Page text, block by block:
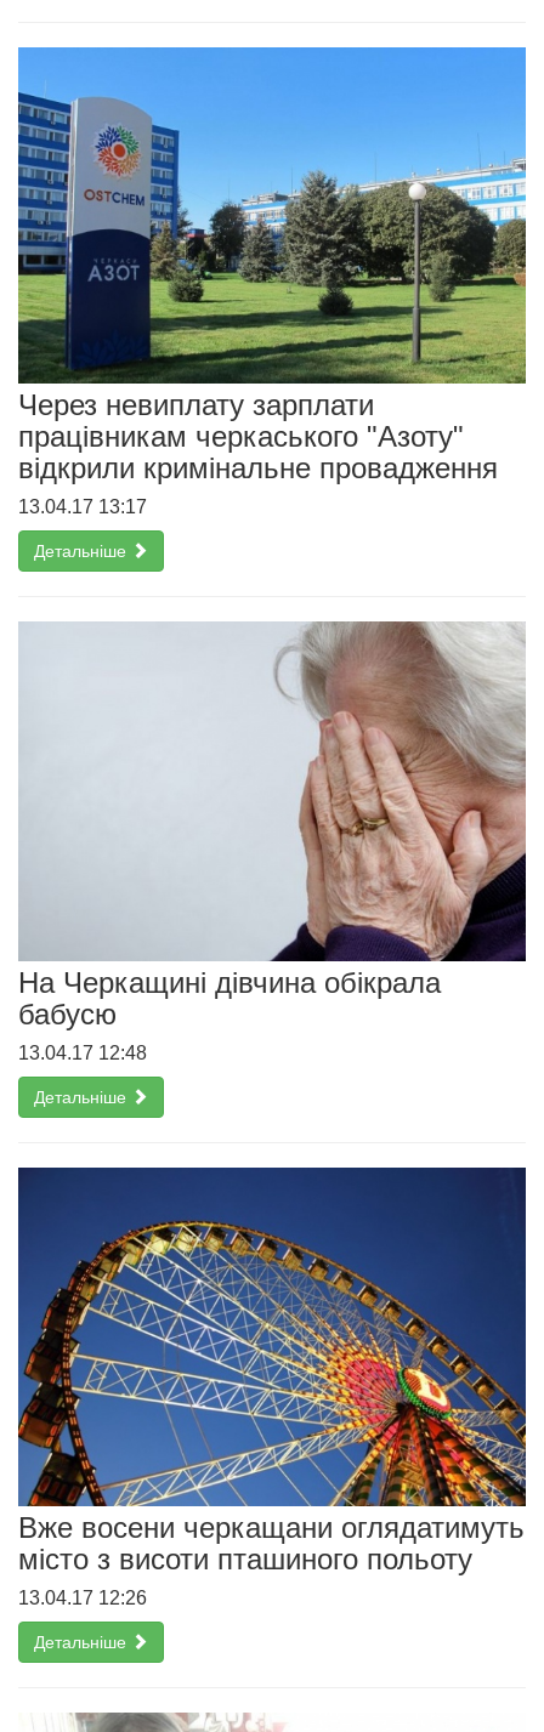
Через невиплату зарплати
працівникам черкаського "Азоту"
відкрили кримінальне провадження
13.04.17 13:17
Детальніше
На Черкащині дівчина обікрала
бабусю
13.04.17 12:48
Детальніше
Вже восени черкащани оглядатимуть
місто з висоти пташиного польоту
13.04.17 12:26
Детальніше